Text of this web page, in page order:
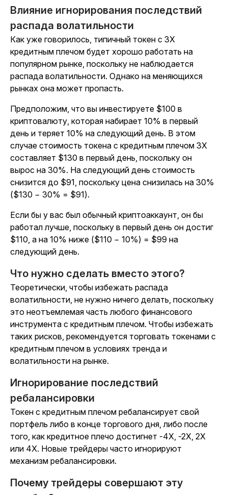
Влияние игнорирования последствий
распада волатильности
Как уже говорилось, типичный токен с 3X
кредитным плечом будет хорошо работать на
популярном рынке, поскольку не наблюдается
распада волатильности. Однако на меняющихся
рынках она может пропасть.
Предположим, что вы инвестируете $100 в
криптовалюту, которая набирает 10% в первый
день и теряет 10% на следующий день. В этом
случае стоимость токена с кредитным плечом 3X
составляет $130 в первый день, поскольку он
вырос на 30%. На следующий день стоимость
снизится до $91, поскольку цена снизилась на 30%
($130 − 30% = $91).
Если бы у вас был обычный криптоаккаунт, он бы
работал лучше, поскольку в первый день он достиг
$110, а на 10% ниже ($110 − 10%) = $99 на
следующий день.
Что нужно сделать вместо этого?
Теоретически, чтобы избежать распада
волатильности, не нужно ничего делать, поскольку
это неотъемлемая часть любого финансового
инструмента с кредитным плечом. Чтобы избежать
таких рисков, рекомендуется торговать токенами с
кредитным плечом в условиях тренда и
волатильности на рынке.
Игнорирование последствий
ребалансировки
Токен с кредитным плечом ребалансирует свой
портфель либо в конце торгового дня, либо после
того, как кредитное плечо достигнет -4X, -2X, 2X
или 4X. Новые трейдеры часто игнорируют
механизм ребалансировки.
Почему трейдеры совершают эту